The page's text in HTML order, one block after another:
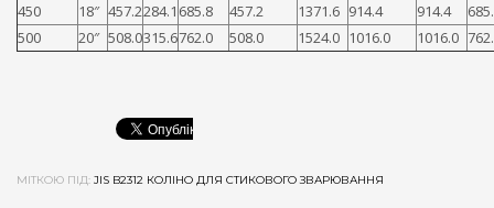
450
18″ 457.2284.1 685.8 457.2 1371.6 914.4 914.4
500
20″ 508.0315.6762.0 508.0 1524.0 1016.0 1016.0
МІТКОЮ ПІД: JIS B2312 КОЛІНО ДЛЯ СТИКОВОГО ЗВАРЮВАННЯ